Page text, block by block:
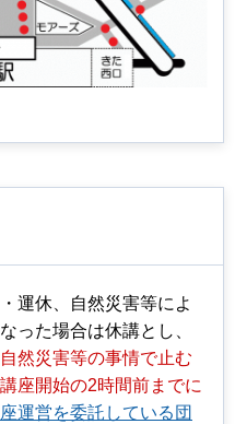
運休、自然災害等によ
った場合は休講とし、
自然災害等の事情で止む
座開始の2時間前までに
運営を委託している団